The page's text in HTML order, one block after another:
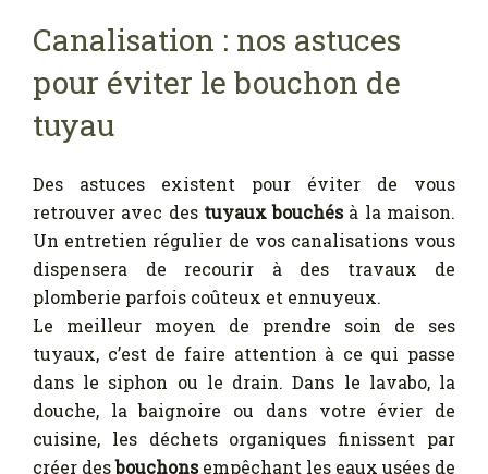
Canalisation : nos astuces
pour éviter le bouchon de
tuyau
Des astuces existent pour éviter de vous
retrouver avec des tuyaux bouchésà la maison.
Un entretien régulier de vos canalisations vous
dispensera de recourir à des travaux de
plomberie parfois coûteux et ennuyeux.
Le meilleur moyen de prendre soin de ses
tuyaux, c’est de faire attention à ce qui passe
dans le siphon ou le drain. Dans le lavabo, la
douche, la baignoire ou dans votre évier de
cuisine, les déchets organiques finissent par
créer desbouchonsempêchant les eaux usées de